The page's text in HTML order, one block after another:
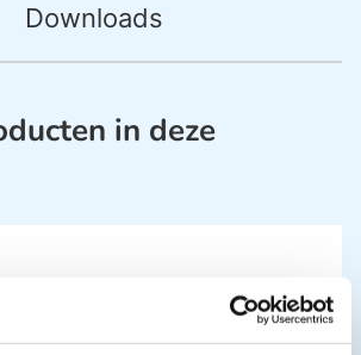
Downloads
in deze